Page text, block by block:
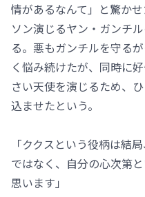
情があるなんて」と驚か
ソン演じるヤン・ガンチ
る。悪もガンチルを守る
く悩み続けたが、同時に
さい天使を演じるため、
込ませたという。
「ククスという役柄は結
ではなく、自分の心次第
思います」